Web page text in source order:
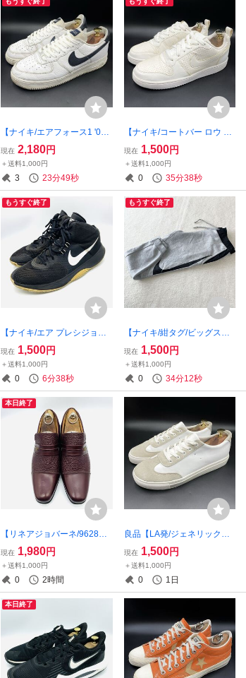
【ナイキ/エアフォース1 '07
クラフトホワイトオブシディ
アン】高級シボ革レザースニ
ーカー！26.5cm/衝撃プライ
ス！希少・完売品！8/3
現在 2,180円
＋送料1,000円
3 23分48秒
【ナイキ/コートバー ロウ SL
W/845726-111】高級レザー
スニーカー！オールホワイ
ト/24cm/衝撃プライス！希
少・生産終了廃盤！7/28
現在 1,500円
＋送料1,000円
0 35分37秒
もうすぐ終了
【ナイキ/エア プレシジョン/
898455-001】高級バスケッ
トボールシューズ！ブラッ
ク/ガムソール/26.5cm/衝撃プ
ライス！希少完売品！7/28
現在 1,500円
＋送料1,000円
0 6分37秒
もうすぐ終了
【ナイキ/紺タグ/ビッグスウ
ォッシュ】高品質オリジナル
スウェットジョガーパンツ！
グレー/S表記/衝撃プライス！
希少生産終了廃盤！H8
現在 1,500円
＋送料1,000円
0 34分11秒
本日終了
【リネアジョバーネ/9628】
高級上質レザーシューズ！エ
レガントヒールアップ/バー
ガンディー/25.5cm/衝撃プラ
イス！上品大人クラシック7/
28
現在 1,980円
＋送料1,000円
0 2時間
良品【LA発/ジェネリックサ
ープラス】高品質スエードレ
ザーローカットスニーカー！
ホワイト/サンドベージュ/28c
m/衝撃プライス！8/4
現在 1,500円
＋送料1,000円
0 1日
本日終了